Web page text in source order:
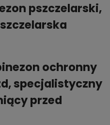
pszczelarski,
ochronny
specjalistyczny
przed